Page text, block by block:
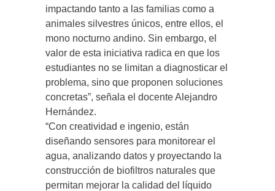
impactando tanto a las familias como a
animales silvestres únicos, entre ellos, el
mono nocturno andino. Sin embargo, el
valor de esta iniciativa radica en que los
estudiantes no se limitan a diagnosticar el
problema, sino que proponen soluciones
concretas”, señala el docente Alejandro
Hernández.
“Con creatividad e ingenio, están
diseñando sensores para monitorear el
agua, analizando datos y proyectando la
construcción de biofiltros naturales que
permitan mejorar la calidad del líquido